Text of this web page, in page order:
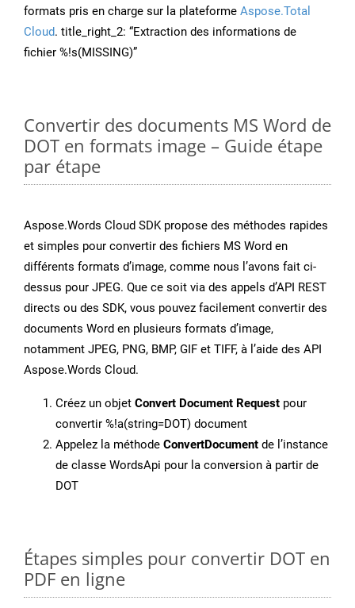
formats pris en charge sur la plateforme Aspose.Total
Cloud. title_right_2: “Extraction des informations de
fichier %!s(MISSING)”
Convertir des documents MS Word de
DOT en formats image – Guide étape
par étape
Aspose.Words Cloud SDK propose des méthodes rapides
et simples pour convertir des fichiers MS Word en
différents formats d’image, comme nous l’avons fait ci-
dessus pour JPEG. Que ce soit via des appels d’API REST
directs ou des SDK, vous pouvez facilement convertir des
documents Word en plusieurs formats d’image,
notamment JPEG, PNG, BMP, GIF et TIFF, à l’aide des API
Aspose.Words Cloud.
Créez un objet Convert Document Request pour
convertir %!a(string=DOT) document
Appelez la méthode ConvertDocument de l’instance
de classe WordsApi pour la conversion à partir de
DOT
Étapes simples pour convertir DOT en
PDF en ligne